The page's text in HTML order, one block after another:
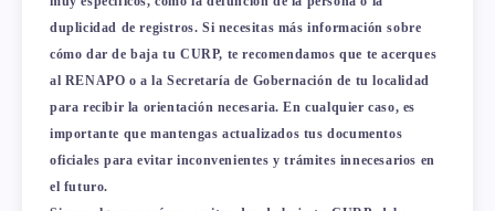
duplicidad de registros. Si necesitas más información sobre
cómo dar de baja tu CURP, te recomendamos que te acerques
al RENAPO o a la Secretaría de Gobernación de tu localidad
para recibir la orientación necesaria. En cualquier caso, es
importante que mantengas actualizados tus documentos
oficiales para evitar inconvenientes y trámites innecesarios en
el futuro.